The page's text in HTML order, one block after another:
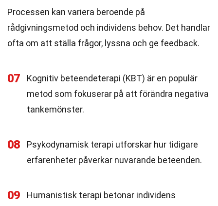
Processen kan variera beroende på
rådgivningsmetod och individens behov. Det handlar
ofta om att ställa frågor, lyssna och ge feedback.
07
Kognitiv beteendeterapi (KBT) är en populär
metod som fokuserar på att förändra negativa
tankemönster.
08
Psykodynamisk terapi utforskar hur tidigare
erfarenheter påverkar nuvarande beteenden.
09
Humanistisk terapi betonar individens